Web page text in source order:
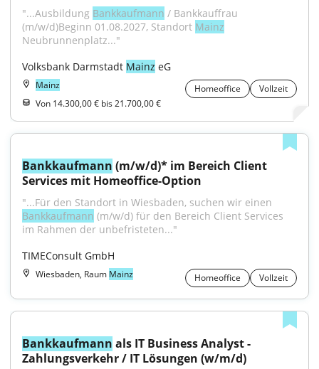
"...Ausbildung Bankkaufmann / Bankkauffrau
(m/w/d)Beginn 01.08.2027, Standort Mainz
Neubrunnenplatz..."
Volksbank Darmstadt Mainz eG
Mainz Homeoffice
Vollzeit
Von 14.300,00 € bis 21.700,00 €
Bankkaufmann (m/w/d)* im Bereich Client
Services mit Homeoffice-Option
Bankkaufmann (m/w/d) für den Bereich Client Services
im Rahmen der unbefristeten..."
TIMEConsult GmbH
Wiesbaden, Raum Mainz Homeoffice Vollzeit
Bankkaufmann als IT Business Analyst -
Zahlungsverkehr / IT Lösungen (w/m/d)